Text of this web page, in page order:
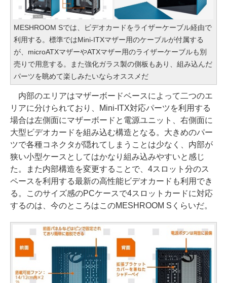
MESHROOM Sでは、ビデオカードをライザーケーブル経由で
利用する。標準ではMini-ITXマザー用のケーブルが付属する
が、microATXマザーやATXマザー用のライザーケーブルも別
売りで用意する。また強化ガラス製の側板もあり、組み込んだ
パーツを眺めて楽しみたいならオススメだ
内部のエリアはマザーボードベースによって二つのエ
リアに分けられており、Mini-ITX対応パーツを利用する
場合は左側面にマザーボードと電源ユニット、右側面に
大型ビデオカードを組み込む構造となる。大きめのパー
ツで各種コネクタが隠れてしまうことは少なく、内部が
狭い小型ケースとしてはかなり組み込みやすいと感じ
た。また内部構造を変更することで、4スロット分のス
ペースを利用する最新の高性能ビデオカードも利用でき
る。このサイズ感のPCケースで4スロットカードに対応
するのは、今のところはこのMESHROOM Sくらいだ。